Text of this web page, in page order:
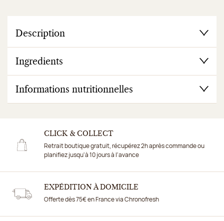
Description
Ingredients
Informations nutritionnelles
CLICK & COLLECT
Retrait boutique gratuit, récupérez 2h après commande ou
planifiez jusqu'à 10 jours à l'avance
EXPÉDITION À DOMICILE
Offerte dès 75€ en France via Chronofresh